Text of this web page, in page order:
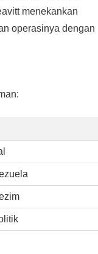
menekankan
operasinya dengan